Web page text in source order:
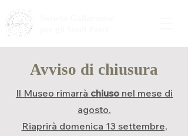
Avviso di chiusura
Il Museo rimarrà chiuso nel mese di
agosto.
Riaprirà domenica 13 settembre,